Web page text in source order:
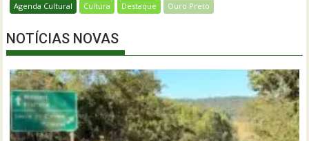
Agenda Cultural Cultura Destaque Ouro Preto
NOTÍCIAS NOVAS